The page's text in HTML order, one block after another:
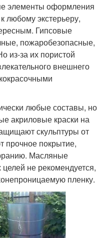
элементы оформления
любому экстерьеру,
Гипсовые
пожаробезопасные,
из-за их пористой
внешнего
любые составы, но
акриловые краски на
скульптуры от
прочное покрытие,
Масляные
не рекомендуется,
пленку.